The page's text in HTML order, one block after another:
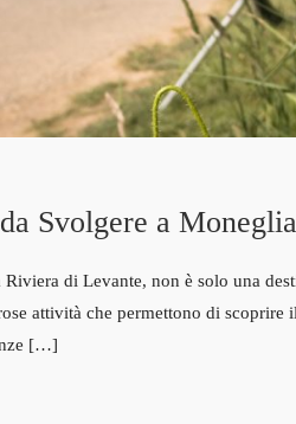
Svolgere a
di Levante, non è solo una
attività che permettono di scoprire
[…]